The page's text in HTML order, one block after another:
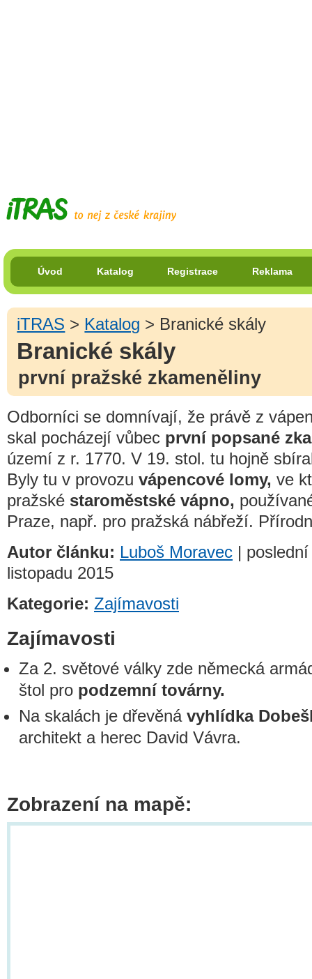
Úvod Katalog Registrace Reklama
iTRAS > Katalog > Branické skály
Branické skály
první pražské zkameněliny
Odborníci se domnívají, že právě z
skal pocházejí vůbec první popsané
území z r. 1770. V 19. stol. tu hojně
Byly tu v provozu vápencové lomy, ve
pražské staroměstské vápno,
Praze, např. pro pražská nábřeží.
Autor článku: Luboš Moravec |
listopadu 2015
Kategorie: Zajímavosti
Zajímavosti
Za 2. světové války zde německá
štol pro podzemní továrny.
Na skalách je dřevěnávyhlídka
architekt a herec David Vávra.
Zobrazení na mapě: